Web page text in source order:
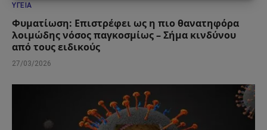
ΥΓΕΊΑ
Φυματίωση: Επιστρέφει ως η πιο θανατηφόρα
λοιμώδης νόσος παγκοσμίως – Σήμα κινδύνου
από τους ειδικούς
27/03/2026